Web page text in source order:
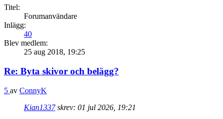
Titel:
Forumanvändare
Inlägg:
40
Blev medlem:
25 aug 2018, 19:25
Re: Byta skivor och belägg?
5 av ConnyK
Kian1337skrev: 01 jul 2026, 19:21